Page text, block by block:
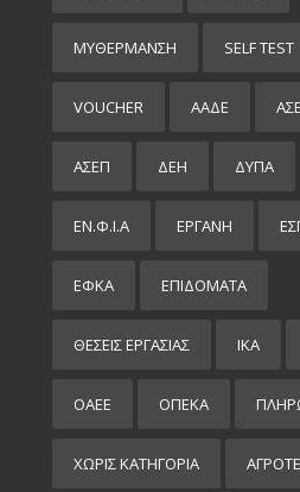
MYΘΈΡΜΑΝΣΗ SELF TEST
VOUCHER ΑΑΔΕ
ΑΣΕΠ ΔΕΗ ΔΥΠΑ
ΕΝ.Φ.Ι.Α ΕΡΓΑΝΗ
ΕΦΚΑ ΕΠΙΔΌΜΑΤΑ
ΘΕΣΕΙΣ ΕΡΓΑΣΙΑΣ ΙΚΑ
ΟΑΕΕ ΟΠΕΚΑ
ΧΩΡΊΣ ΚΑΤΗΓΟΡΊΑ